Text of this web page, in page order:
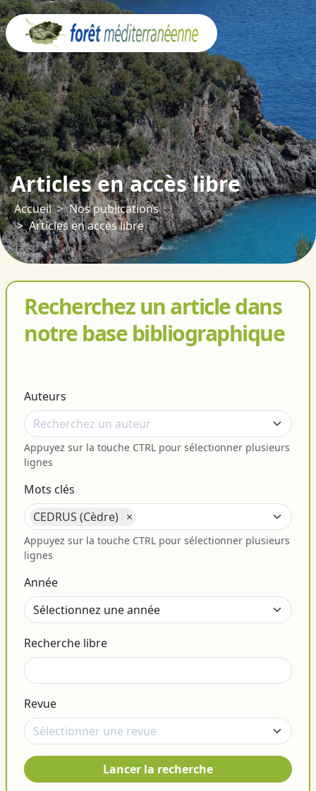
Articles en accès libre
Accueil
Nos publications
Articles en accès libre
Recherchez un article dans
notre base bibliographique
Auteurs
Appuyez sur la touche CTRL pour sélectionner plusieurs
lignes
Mots clés
CEDRUS (Cèdre) ×
Appuyez sur la touche CTRL pour sélectionner plusieurs
lignes
Année
Recherche libre
Revue
Lancer la recherche
Panneau de gestion des cookies